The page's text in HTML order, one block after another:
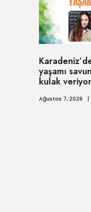
yaşamı
kulak
Ağustos 7, 2026 |